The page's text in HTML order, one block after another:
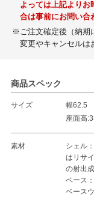
よっては上記よりお
合は事前にお問い合
※ご注文確定後（納期
変更やキャンセルは
商品スペック
サイズ
幅62.5
座面高
素材
シェル
はリサ
の射出
ベース
ベース